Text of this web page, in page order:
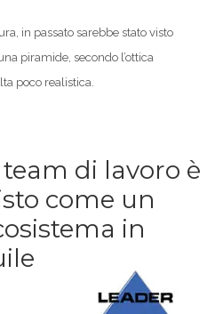
in passato sarebbe stato visto
piramide, secondo l’ottica
poco realistica.
team di lavoro è
come un
in